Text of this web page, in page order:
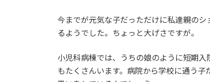
今までが元気な子だっただけに私達親の
るようでした。ちょっと大げさですが。
小児科病棟では、うちの娘のように短期
もたくさんいます。病院から学校に通う